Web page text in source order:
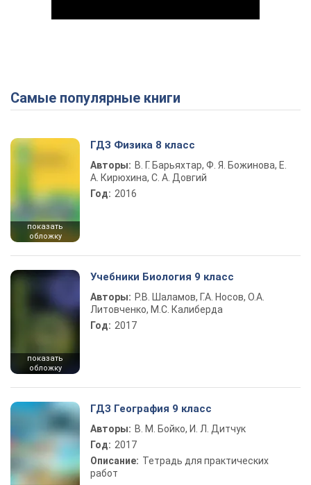
Play Video
Самые популярные книги
показать
обложку
ГДЗ Физика 8 класс
Авторы: В. Г. Барьяхтар, Ф. Я. Божинова, Е.
А. Кирюхина, С. А. Довгий
Год: 2016
показать
обложку
Учебники Биология 9 класс
Авторы: Р.В. Шаламов, Г.А. Носов, О.А.
Литовченко, М.С. Калиберда
Год: 2017
ГДЗ География 9 класс
Авторы: В. М. Бойко, И. Л. Дитчук
Год: 2017
Описание: Тетрадь для практических
работ